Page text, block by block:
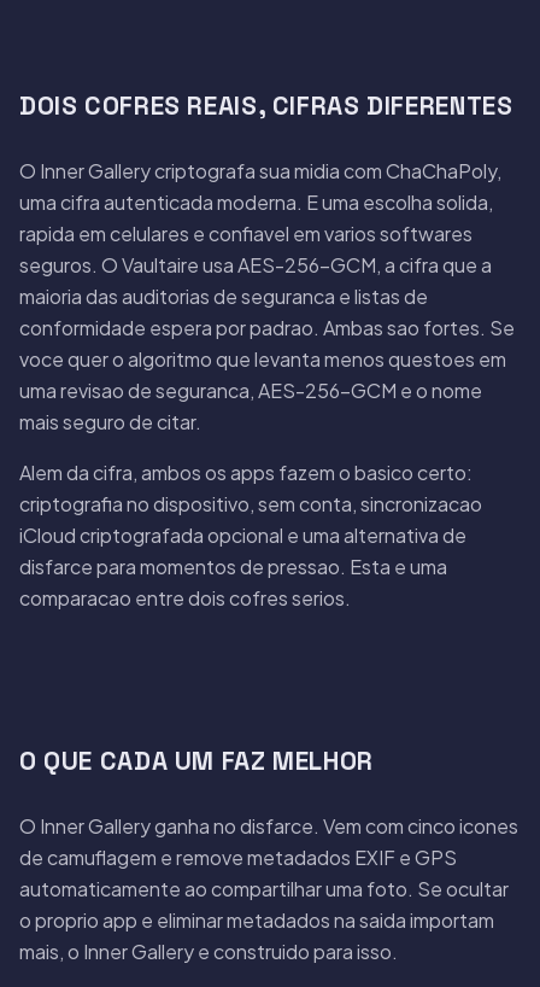
DOIS COFRES REAIS, CIFRAS DIFERENTES
O Inner Gallery criptografa sua midia com ChaChaPoly,
uma cifra autenticada moderna. E uma escolha solida,
rapida em celulares e confiavel em varios softwares
seguros. O Vaultaire usa AES-256-GCM, a cifra que a
maioria das auditorias de seguranca e listas de
conformidade espera por padrao. Ambas sao fortes. Se
voce quer o algoritmo que levanta menos questoes em
uma revisao de seguranca, AES-256-GCM e o nome
mais seguro de citar.
Alem da cifra, ambos os apps fazem o basico certo:
criptografia no dispositivo, sem conta, sincronizacao
iCloud criptografada opcional e uma alternativa de
disfarce para momentos de pressao. Esta e uma
comparacao entre dois cofres serios.
O QUE CADA UM FAZ MELHOR
O Inner Gallery ganha no disfarce. Vem com cinco icones
de camuflagem e remove metadados EXIF e GPS
automaticamente ao compartilhar uma foto. Se ocultar
o proprio app e eliminar metadados na saida importam
mais, o Inner Gallery e construido para isso.